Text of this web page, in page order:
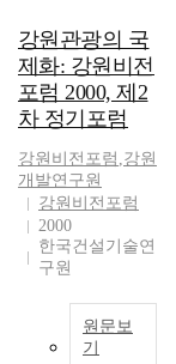
강원관광의 국
제화: 강원비전
포럼 2000, 제2
차 정기포럼
강원비전포럼 ,강원
개발연구원
강원비전포럼
2000
한국건설기술연
구원
원문보
기